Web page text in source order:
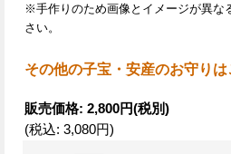
※手作りのため画像とイメージが異な
さい。
その他の子宝・安産のお守りは
販売価格: 2,800円(税別)
(税込: 3,080円)